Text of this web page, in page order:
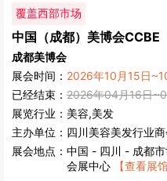
覆盖西部市场
中国（成都）美博会CCBE
成都美博会
展会时间： 2026年10月15日
已经结束： 2026年04月16日
展览行业： 美容,美发
主办单位： 四川美容美发行业商会 四川省
展会地点： 中国 - 四川 - 成都
会展中心
【查看展